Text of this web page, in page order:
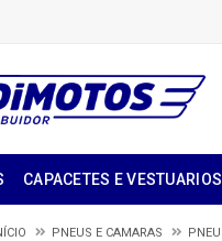
CAPACETES E VESTUARIOS
PNEUS E CAMARAS PNEU